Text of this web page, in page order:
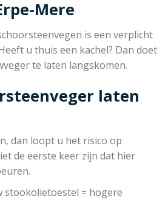
Mere
is een verplicht
u thuis een kachel? Dan doet
te laten langskomen.
laten
dan loopt u het risico op
de eerste keer zijn dat hier
stookolietoestel = hogere